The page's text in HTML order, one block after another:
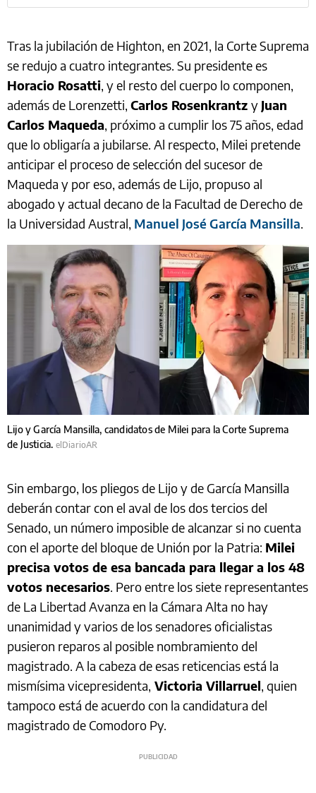
Tras la jubilación de Highton, en 2021, la Corte Suprema
se redujo a cuatro integrantes. Su presidente es
Horacio Rosatti, y el resto del cuerpo lo componen,
además de Lorenzetti, Carlos Rosenkrantz y Juan
Carlos Maqueda, próximo a cumplir los 75 años, edad
que lo obligaría a jubilarse. Al respecto, Milei pretende
anticipar el proceso de selección del sucesor de
Maqueda y por eso, además de Lijo, propuso al
abogado y actual decano de la Facultad de Derecho de
la Universidad Austral, Manuel José García Mansilla.
Lijo y García Mansilla, candidatos de Milei para la Corte Suprema
de Justicia. elDiarioAR
Sin embargo, los pliegos de Lijo y de García Mansilla
deberán contar con el aval de los dos tercios del
Senado, un número imposible de alcanzar si no cuenta
con el aporte del bloque de Unión por la Patria: Milei
precisa votos de esa bancada para llegar a los 48
votos necesarios. Pero entre los siete representantes
de La Libertad Avanza en la Cámara Alta no hay
unanimidad y varios de los senadores oficialistas
pusieron reparos al posible nombramiento del
magistrado. A la cabeza de esas reticencias está la
mismísima vicepresidenta, Victoria Villarruel, quien
tampoco está de acuerdo con la candidatura del
magistrado de Comodoro Py.